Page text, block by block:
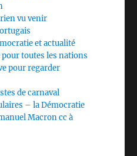
rien vu venir
et actualité
pour toutes les nations
pour regarder
de carnaval
– la Démocratie
Macron cc à